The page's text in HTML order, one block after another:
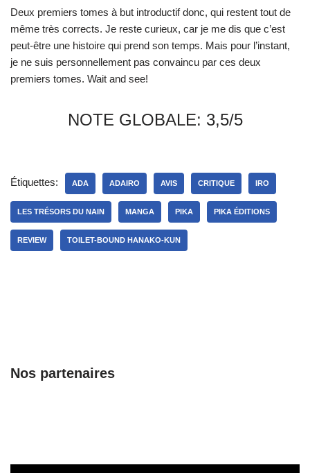
Deux premiers tomes à but introductif donc, qui restent tout de
même très corrects. Je reste curieux, car je me dis que c’est
peut-être une histoire qui prend son temps. Mais pour l’instant,
je ne suis personnellement pas convaincu par ces deux
premiers tomes. Wait and see!
NOTE GLOBALE: 3,5/5
Étiquettes: ADA ADAIRO AVIS CRITIQUE IRO
LES TRÉSORS DU NAIN MANGA PIKA PIKA ÉDITIONS
REVIEW TOILET-BOUND HANAKO-KUN
Nos partenaires